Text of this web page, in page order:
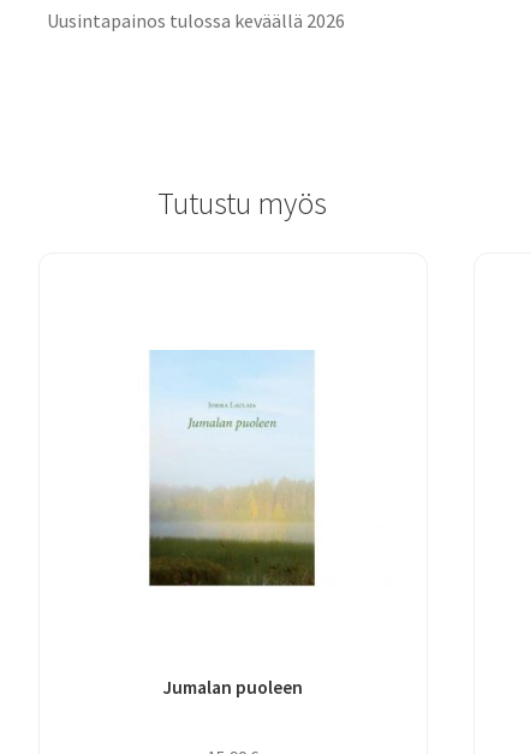
Uusintapainos tulossa keväällä 2026
Tutustu myös
Jumalan puoleen